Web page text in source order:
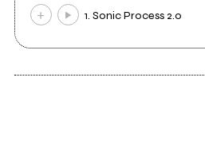
1. Sonic Process 2.0